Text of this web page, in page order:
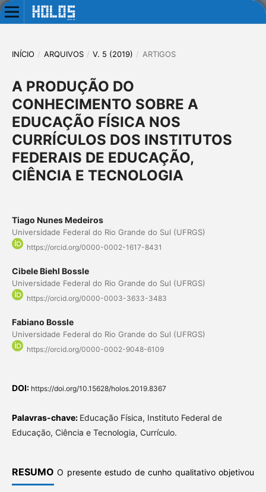
INÍCIO / ARQUIVOS / V. 5 (2019) / ARTIGOS
A PRODUÇÃO DO
CONHECIMENTO SOBRE A
EDUCAÇÃO FÍSICA NOS
CURRÍCULOS DOS INSTITUTOS
FEDERAIS DE EDUCAÇÃO,
CIÊNCIA E TECNOLOGIA
Tiago Nunes Medeiros
Universidade Federal do Rio Grande do Sul (UFRGS)
https://orcid.org/0000-0002-1617-8431
Cibele Biehl Bossle
Universidade Federal do Rio Grande do Sul (UFRGS)
https://orcid.org/0000-0003-3633-3483
Fabiano Bossle
Universidade Federal do Rio Grande do Sul (UFRGS)
https://orcid.org/0000-0002-9048-6109
DOI: https://doi.org/10.15628/holos.2019.8367
Palavras-chave: Educação Física, Instituto Federal de
Educação, Ciência e Tecnologia, Currículo.
RESUMO O presente estudo de cunho qualitativo objetivou